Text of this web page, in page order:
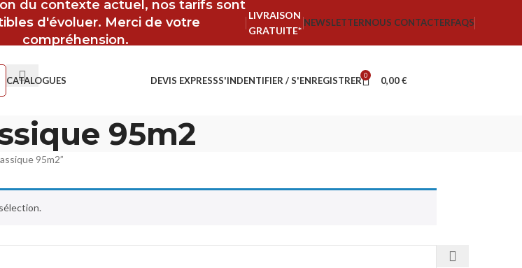
du contexte actuel, nos tarifs sont
d'évoluer. Merci de votre
compréhension.
LIVRAISON
GRATUITE*
NEWSLETTERNOUS CONTACTERFAQS
CATALOGUES DEVIS EXPRESSS'INDENTIFIER / S'ENREGISTRER 0 0,00€
95m2
95m2”